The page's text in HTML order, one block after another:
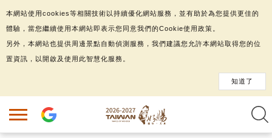
本網站使用cookies等相關技術以持續優化網站服務，並有助於為您提供更佳的
體驗，當您繼續使用本網站即表示您同意我們的Cookie使用政策。
另外，本網站也提供周邊景點自動偵測服務，我們建議您允許本網站取得您的位
置資訊，以開啟及使用此智慧化服務。
知道了